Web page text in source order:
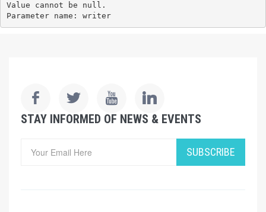
Value cannot be null.
Parameter name: writer
STAY INFORMED OF NEWS & EVENTS
SUBSCRIBE